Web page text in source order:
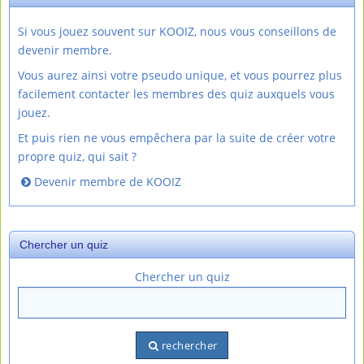
Si vous jouez souvent sur KOOIZ, nous vous conseillons de
devenir membre.
Vous aurez ainsi votre pseudo unique, et vous pourrez plus
facilement contacter les membres des quiz auxquels vous
jouez.
Et puis rien ne vous empêchera par la suite de créer votre
propre quiz, qui sait ?
Devenir membre de KOOIZ
Chercher un quiz
Chercher un quiz
rechercher